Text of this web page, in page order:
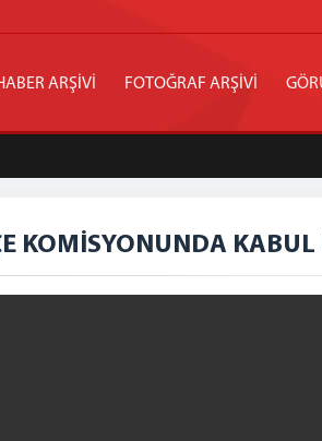
ARŞİVİ FOTOĞRAF ARŞİVİ
KOMİSYONUNDA KABUL